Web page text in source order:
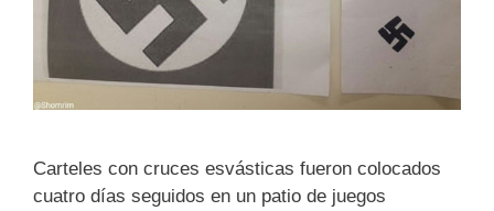
Carteles con cruces esvásticas fueron colocados
cuatro días seguidos en un patio de juegos